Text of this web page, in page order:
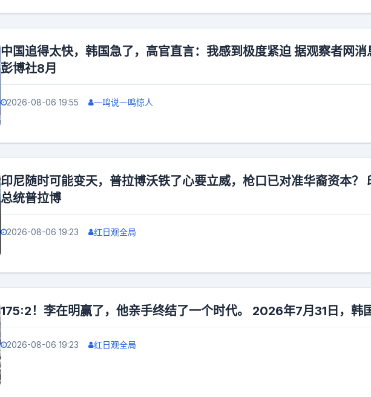
中国追得太快，韩国急了，高官直言：我感到极度紧迫 据观察者网消
彭博社8月
2026-08-06 19:55 一鸣说一鸣惊人
印尼随时可能变天，普拉博沃铁了心要立威，枪口已对准华裔资本？
总统普拉博
2026-08-06 19:23 红日观全局
175:2！李在明赢了，他亲手终结了一个时代。 2026年7月31日，韩
2026-08-06 19:23 红日观全局